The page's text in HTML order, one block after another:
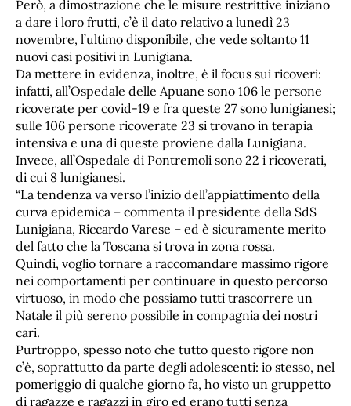
Però, a dimostrazione che le misure restrittive iniziano
a dare i loro frutti, c’è il dato relativo a lunedì 23
novembre, l’ultimo disponibile, che vede soltanto 11
nuovi casi positivi in Lunigiana.
Da mettere in evidenza, inoltre, è il focus sui ricoveri:
infatti, all’Ospedale delle Apuane sono 106 le persone
ricoverate per covid-19 e fra queste 27 sono lunigianesi;
sulle 106 persone ricoverate 23 si trovano in terapia
intensiva e una di queste proviene dalla Lunigiana.
Invece, all’Ospedale di Pontremoli sono 22 i ricoverati,
di cui 8 lunigianesi.
“La tendenza va verso l’inizio dell’appiattimento della
curva epidemica – commenta il presidente della SdS
Lunigiana, Riccardo Varese – ed è sicuramente merito
del fatto che la Toscana si trova in zona rossa.
Quindi, voglio tornare a raccomandare massimo rigore
nei comportamenti per continuare in questo percorso
virtuoso, in modo che possiamo tutti trascorrere un
Natale il più sereno possibile in compagnia dei nostri
cari.
Purtroppo, spesso noto che tutto questo rigore non
c’è, soprattutto da parte degli adolescenti: io stesso, nel
pomeriggio di qualche giorno fa, ho visto un gruppetto
di ragazze e ragazzi in giro ed erano tutti senza